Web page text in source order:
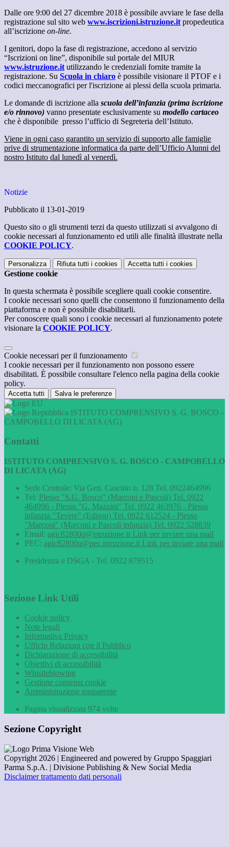
Dalle ore 9:00 del 27 dicembre 2018 è possibile avviare le fase della
registrazione sul sito web www.iscrizioni.istruzione.it propedeutica
all’iscrizione on-line.
I genitori, dopo la fase di registrazione, accedono al servizio
“Iscrizioni on line”, disponibile sul portale del MIUR
www.istruzione.it utilizzando le credenziali fornite tramite la
registrazione. Su Scuola in chiaro è possibile visionare il PTOF e i
codici meccanografici per l'iscrizione ai plessi della scuola primaria.
Le domande di iscrizione alla scuola dell’infanzia (prima iscrizione
e/o rinnovo) vanno presentate esclusivamente su modello cartaceo
che è disponibile presso l’ufficio di Segreteria dell’Istituto.
Viene in ogni caso garantito un servizio di supporto alle famiglie
prive di strumentazione informatica da parte dell’Ufficio Alunni del
nostro Istituto dal lunedì al venerdì.
Notizie
Pubblicato il 13-01-2019
Questo sito o gli strumenti terzi da questo utilizzati si avvalgono di
cookie necessari al funzionamento ed utili alle finalità illustrate nella
COOKIE POLICY.
Personalizza Rifiuta tutti i cookies Accetta tutti i cookies
Gestione cookie
In questa schermata è possibile scegliere quali cookie consentire.
I cookie necessari sono quelli che consentono il funzionamento della
piattaforma e non è possibile disabilitarli.
Per conoscere quali sono i cookie necessari al funzionamento potete
visionare la COOKIE POLICY.
Cookie necessari per il funzionamento
I cookie necessari per il funzionamento non possono essere
disabilitati. È possibile consultare l'elenco nella pagina della cookie
policy.
Accetta tutti Salva le preferenze
ISTITUTO COMPRENSIVO S. G. BOSCO -
CAMPOBELLO DI LICATA (AG)
Contatti
ISTITUTO COMPRENSIVO S. G. BOSCO - CAMPOBELLO
DI LICATA (AG)
Sede Centrale: Via Gen. Cascino n. 128 Tel. 0922464996
Tel: Plesso "S.G. Bosco" (Marconi e Pascoli) Tel. 0922
464996 - Plesso "G. Mazzini" Tel. 0922 463976 - Plesso
infanzia "Tevere" (Edison) Tel. 0922 612524 - Plesso
"Marconi" (Marconi e Pascoli infanzia) Tel. 0922 528839
Email: agic82800q@istruzione.it Link per inviare una mail
PEC: agic82800q@pec.istruzione.it Link per inviare una mail
Presidenza e DSGA - Tel. 0922 879515
Sezione Link Utili
Cookie policy
Note legali
Informativa Privacy
Ufficio Relazioni con il Pubblico
Dichiarazione di accessibilità
Obiettivi di accessibilità
Whistleblowing
Gestione consensi cookie
Amministrazione trasparente
Pagina visualizzata 974 volte
Sezione Copyright
Copyright 2026 | Engineered and powered by Gruppo Spaggiari
Parma S.p.A. | Divisione Publishing & New Social Media
Disclaimer trattamento dati personali